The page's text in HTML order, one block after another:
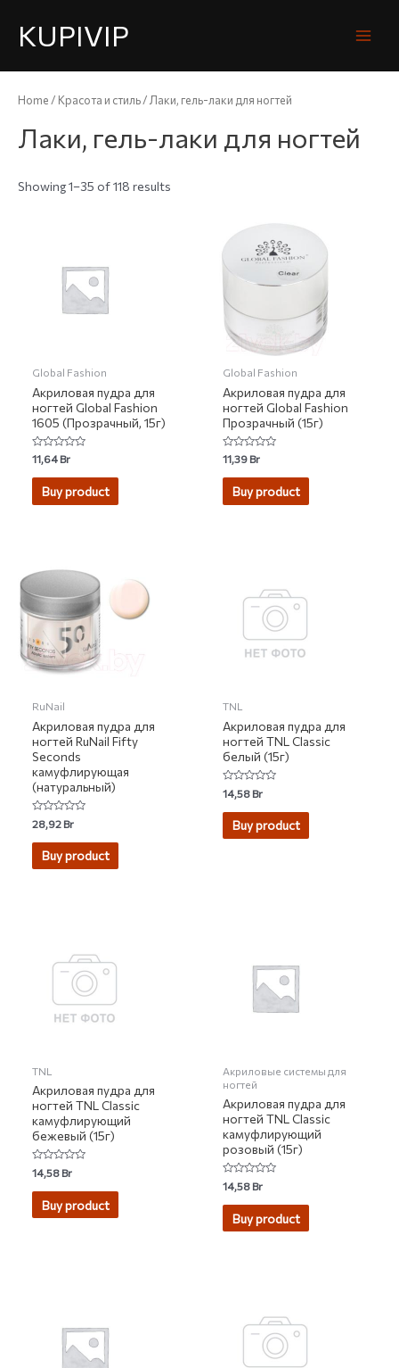
KUPIVIP
Home / Красота и стиль/ Лаки, гель-лаки для ногтей
Лаки, гель-лаки для ногтей
Showing 1–35 of 118 results
Global Fashion
Акриловая пудра для
ногтей Global Fashion
1605 (Прозрачный, 15г)
Rated
0
out
11,64Br
Buy product
Global Fashion
Акриловая пудра для
ногтей Global Fashion
Прозрачный (15г)
Rated
0
out
11,39Br
Buy product
RuNail
Акриловая пудра для
ногтей RuNail Fifty
Seconds
камуфлирующая
(натуральный)
Rated
0
out
28,92Br
Buy product
TNL
Акриловая пудра для
ногтей TNL Classic
белый (15г)
Rated
0
out
14,58Br
Buy product
TNL
Акриловая пудра для
ногтей TNL Classic
камуфлирующий
бежевый (15г)
Rated
0
out
14,58Br
Buy product
Акриловые системы для
ногтей
Акриловая пудра для
ногтей TNL Classic
камуфлирующий
розовый (15г)
Rated
0
out
14,58Br
Buy product